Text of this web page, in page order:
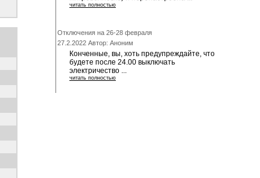
читать полностью
Отключения на 26-28 февраля
27.2.2022 Автор: Аноним
Конченные, вы, хоть предупреждайте, что
будете после 24.00 выключать
электричество ...
читать полностью